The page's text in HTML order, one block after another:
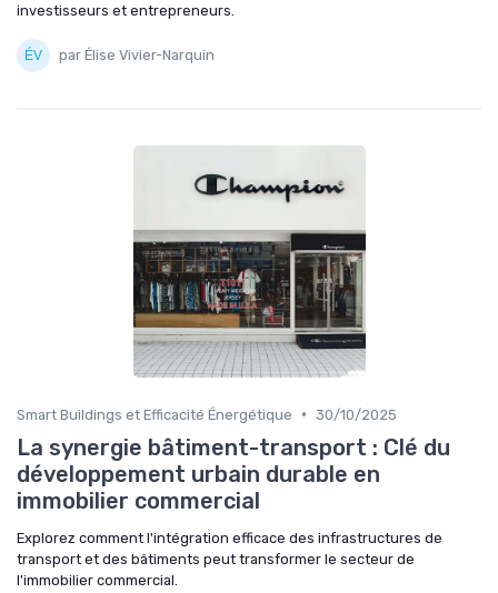
investisseurs et entrepreneurs.
par Élise Vivier-Narquin
Smart Buildings et Efficacité Énergétique • 30/10/2025
La synergie bâtiment-transport : Clé du
développement urbain durable en
immobilier commercial
Explorez comment l'intégration efficace des infrastructures de
transport et des bâtiments peut transformer le secteur de
l'immobilier commercial.